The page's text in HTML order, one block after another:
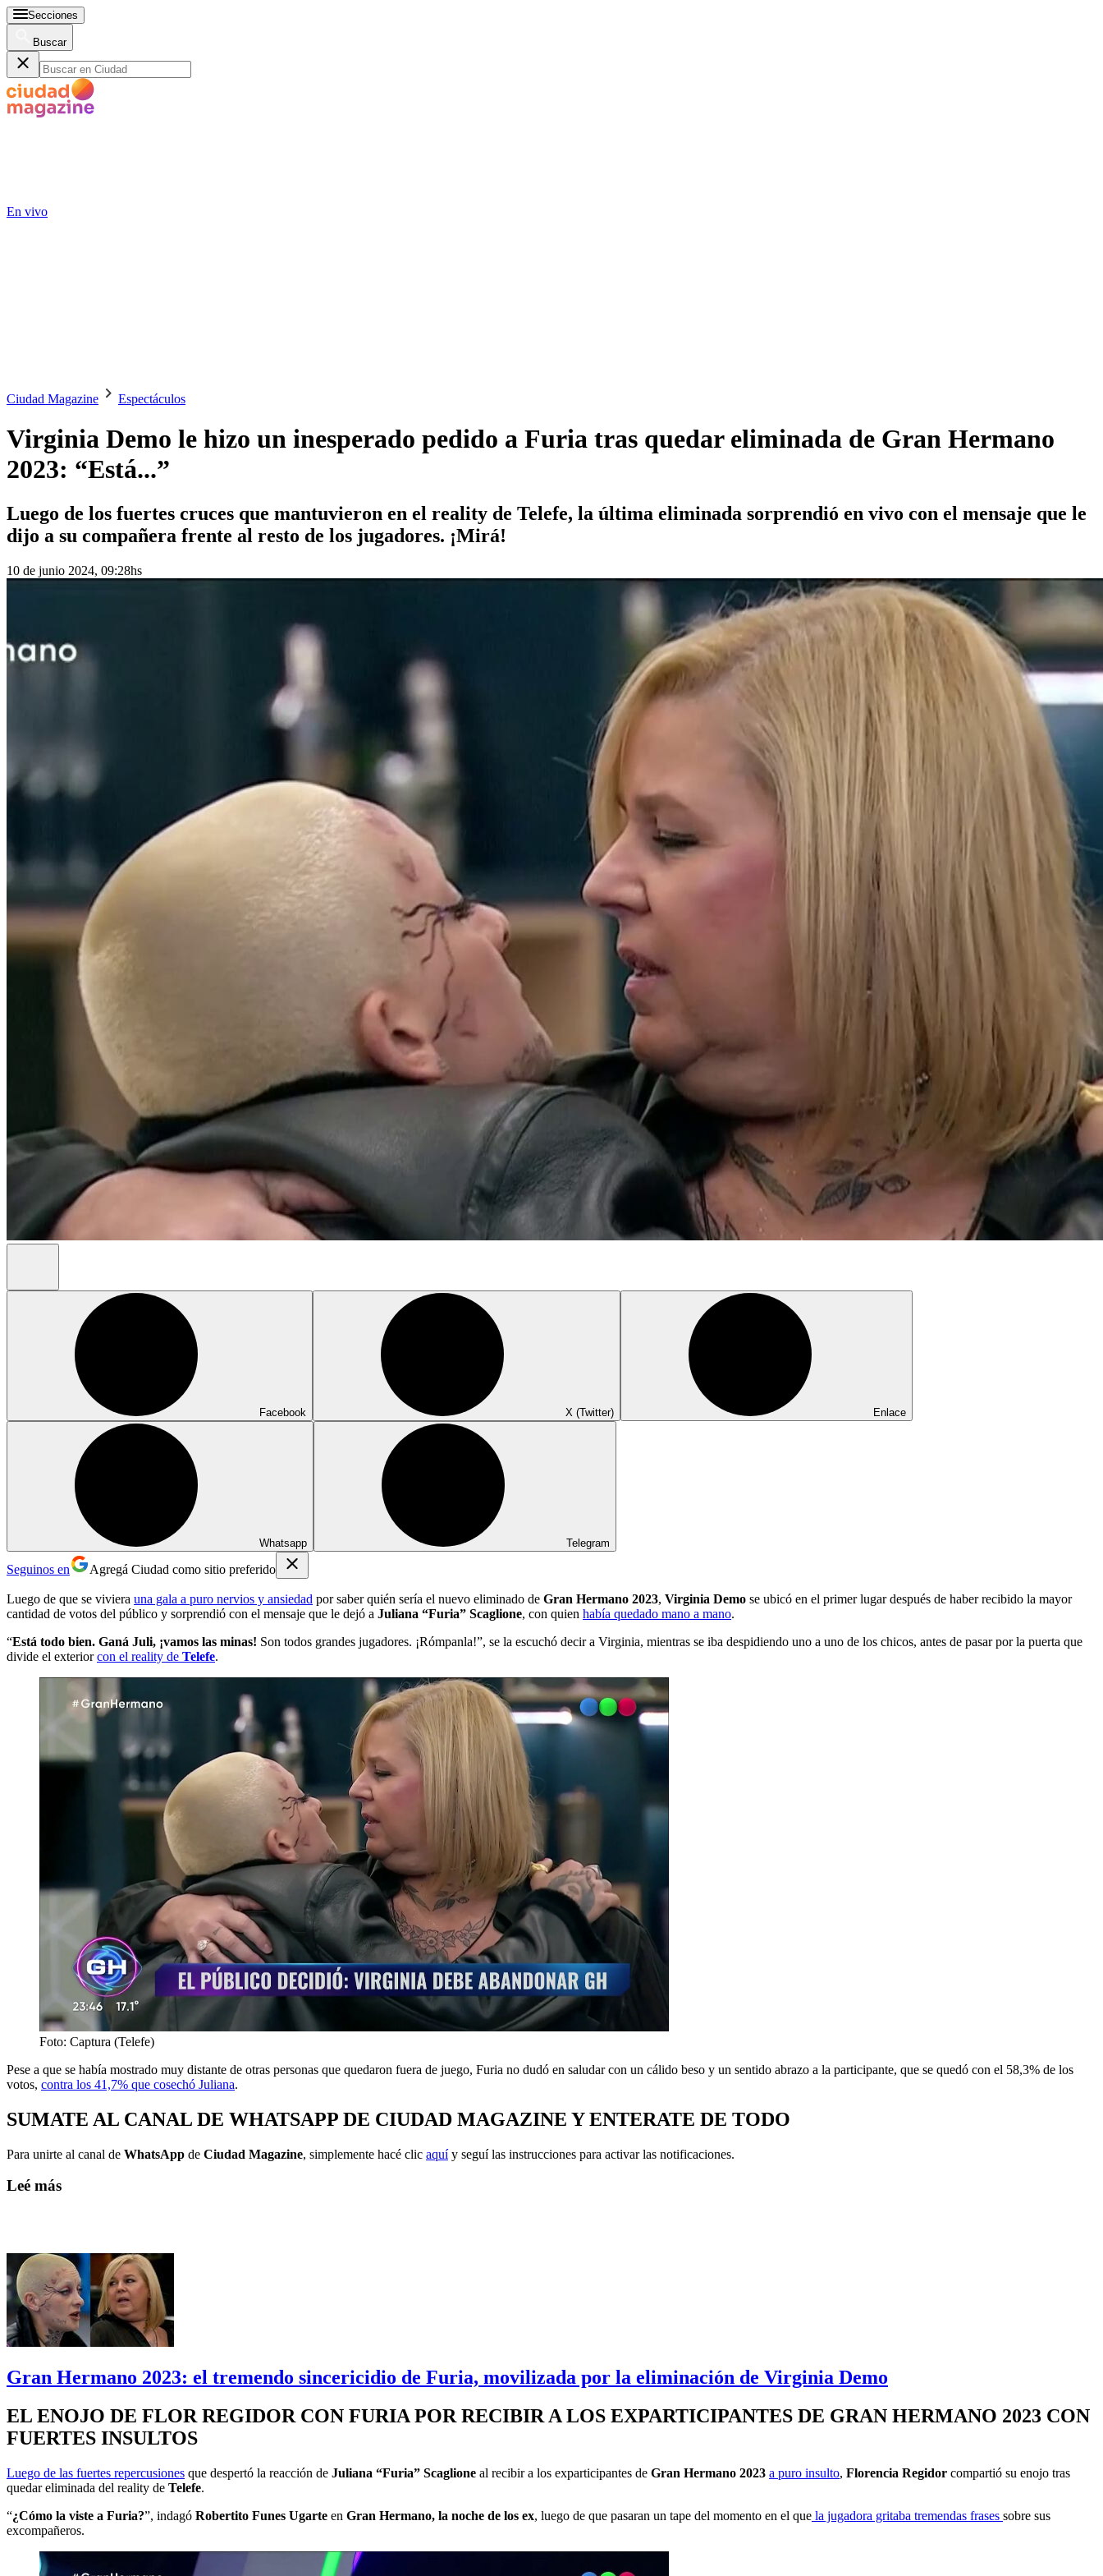
Secciones
Buscar
En vivo
Ciudad Magazine Espectáculos
Virginia Demo le hizo un inesperado pedido a Furia tras quedar eliminada de Gran Hermano
2023: “Está...”
Luego de los fuertes cruces que mantuvieron en el reality de Telefe, la última eliminada sorprendió en vivo con el mensaje que le
dijo a su compañera frente al resto de los jugadores. ¡Mirá!
10 de junio 2024, 09:28hs
Facebook X (Twitter) Enlace
Whatsapp Telegram
Seguinos en Agregá Ciudad como sitio preferido
Luego de que se viviera una gala a puro nervios y ansiedad por saber quién sería el nuevo eliminado de Gran Hermano 2023, Virginia Demo se ubicó en el primer lugar después de haber recibido la mayor
cantidad de votos del público y sorprendió con el mensaje que le dejó a Juliana “Furia” Scaglione, con quien había quedado mano a mano.
“Está todo bien. Ganá Juli, ¡vamos las minas! Son todos grandes jugadores. ¡Rómpanla!”, se la escuchó decir a Virginia, mientras se iba despidiendo uno a uno de los chicos, antes de pasar por la puerta que
divide el exteriorcon el reality de Telefe.
Foto: Captura (Telefe)
Pese a que se había mostrado muy distante de otras personas que quedaron fuera de juego, Furia no dudó en saludar con un cálido beso y un sentido abrazo a la participante, que se quedó con el 58,3% de los
votos, contra los 41,7% que cosechó Juliana.
SUMATE AL CANAL DE WHATSAPP DE CIUDAD MAGAZINE Y ENTERATE DE TODO
Para unirte al canal de WhatsApp de Ciudad Magazine, simplemente hacé clic aquíy seguí las instrucciones para activar las notificaciones.
Leé más
Gran Hermano 2023: el tremendo sincericidio de Furia, movilizada por la eliminación de Virginia Demo
EL ENOJO DE FLOR REGIDOR CON FURIA POR RECIBIR A LOS EXPARTICIPANTES DE GRAN HERMANO 2023 CON
FUERTES INSULTOS
Luego de las fuertes repercusiones que despertó la reacción de Juliana “Furia” Scaglione al recibir a los exparticipantes de Gran Hermano 2023 a puro insulto, Florencia Regidor compartió su enojo tras
quedar eliminada del reality de Telefe.
“¿Cómo la viste a Furia?”, indagó Robertito Funes Ugarte en Gran Hermano, la noche de los ex, luego de que pasaran un tape del momento en el que la jugadora gritaba tremendas frases sobre sus
excompañeros.